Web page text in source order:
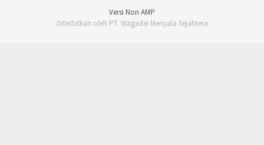
Versi Non AMP
Diterbitkan oleh PT. Wagadei Menyala Sejahtera